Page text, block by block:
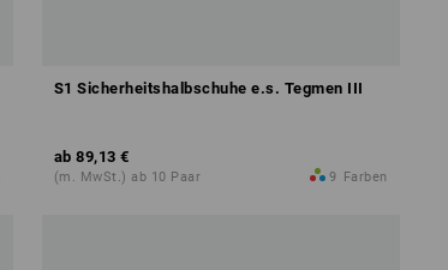
S1 Sicherheitshalbschuhe e.s. Tegmen III
ab 89,13 €
(m. MwSt.) ab 10 Paar 9 Farben